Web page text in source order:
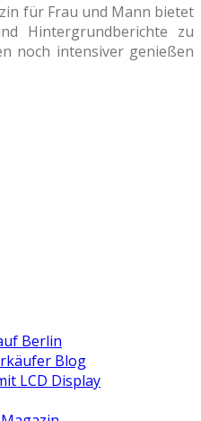
für Frau und Mann bietet
Hintergrundberichte zu
noch intensiver genießen
Berlin
Blog
LCD Display